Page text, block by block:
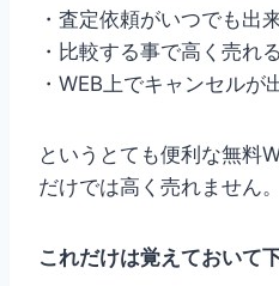
・査定依頼がいつでも出
・比較する事で高く売れる
・WEB上でキャンセルが
というとても便利な無料
だけでは高く売れません。
これだけは覚えておいて